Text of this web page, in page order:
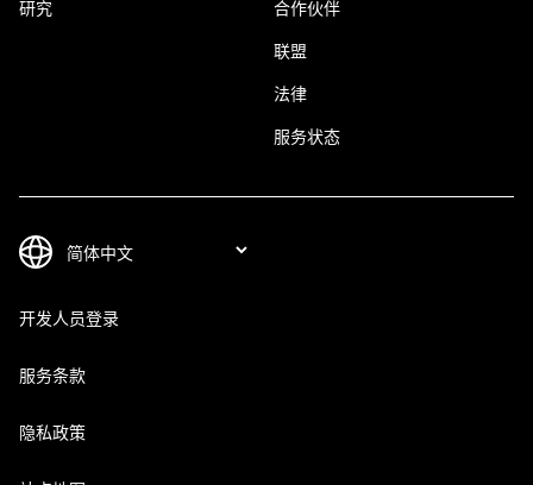
研究 合作伙伴
联盟
法律
服务状态
开发人员登录
服务条款
隐私政策